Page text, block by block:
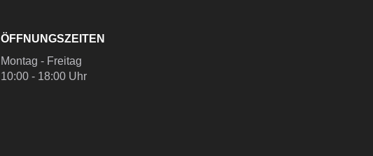
ÖFFNUNGSZEITEN
Montag - Freitag
10:00 - 18:00 Uhr